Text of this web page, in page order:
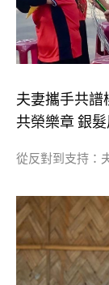
夫妻攜手共譜
共榮樂章 銀
從反對到支持